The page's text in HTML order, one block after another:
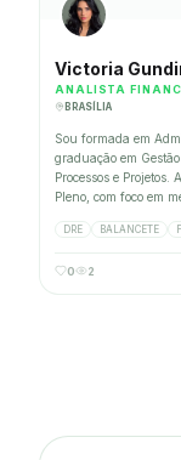
Victoria
ANALISTA
BRASÍLIA
Sou formada em
graduação em
Processos e
Pleno, com foco em
Possuo forte perfil
Meus projetos já
DRE BALANCETE
0 2